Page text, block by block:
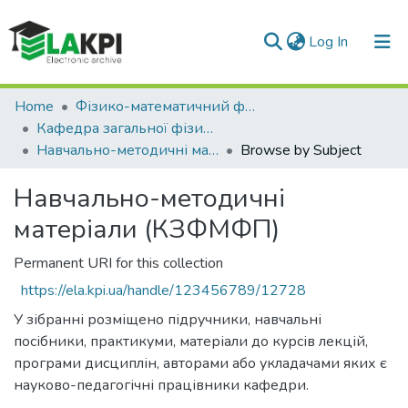
Log In (current)
Communities & Collections
All of DSpace
Home
Фізико-математичний факультет (ФМФ)
Кафедра загальної фізики та моделювання фізичних процесів (КЗФМФП)
Навчально-методичні матеріали (КЗФМФП)
Browse by Subject
Навчально-методичні
матеріали (КЗФМФП)
Permanent URI for this collection
https://ela.kpi.ua/handle/123456789/12728
У зібранні розміщено підручники, навчальні
посібники, практикуми, матеріали до курсів лекцій,
програми дисциплін, авторами або укладачами яких є
науково-педагогічні працівники кафедри.